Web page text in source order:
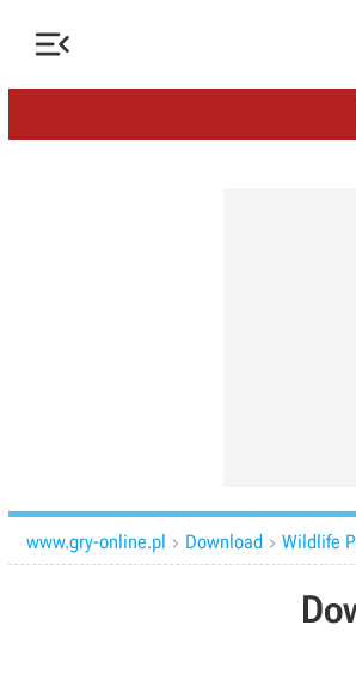

www.gry-online.pl  Download  Wildlife